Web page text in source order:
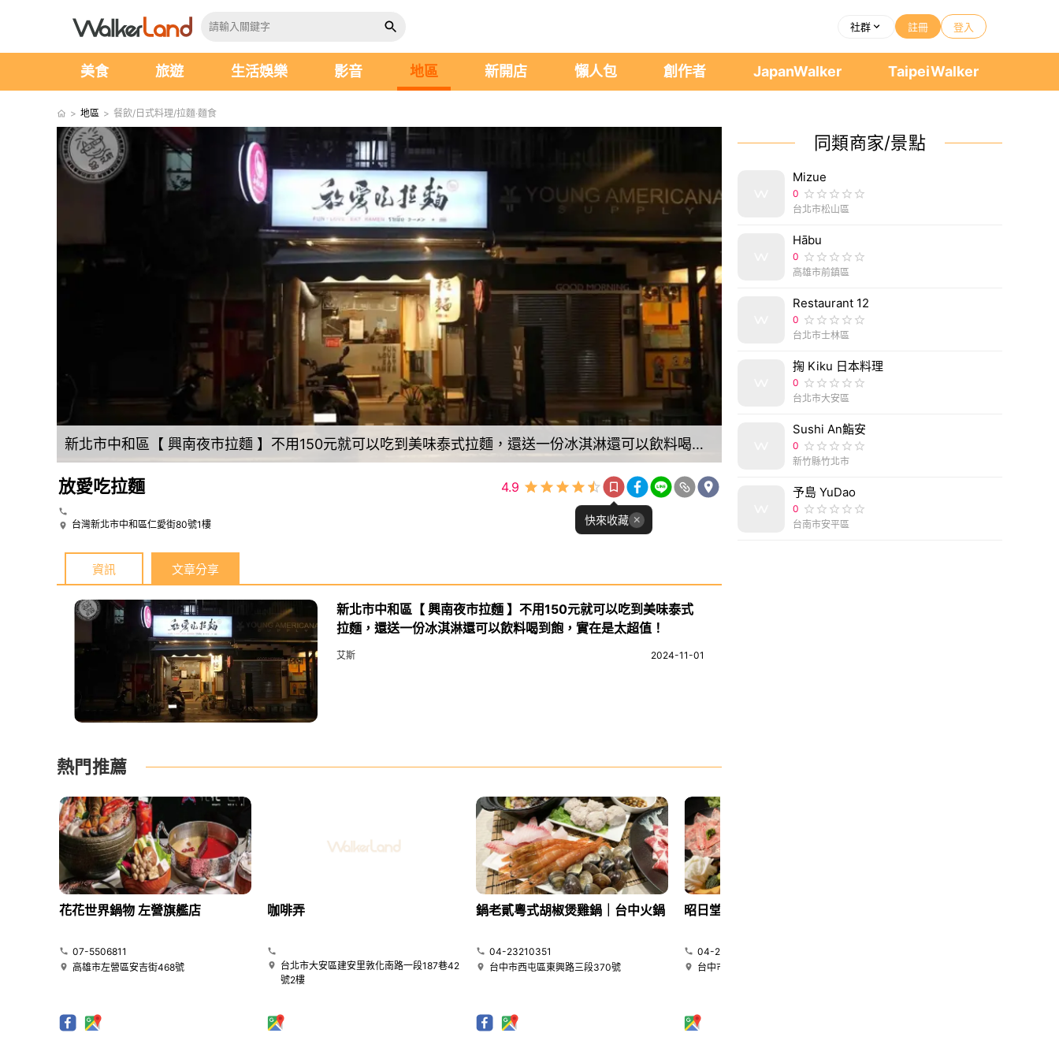
社群 註冊 登入
美食 旅遊 生活娛樂 影音 地區 新開店 懶人包 創作者 JapanWalker TaipeiWalker
> 地區 > 餐飲/日式料理/拉麵‧麵食
新北市中和區【 興南夜市拉麵 】不用150元就可以吃到美味泰式拉麵，還送一份冰淇淋還可以飲料喝到飽，實在是太超值！
放愛吃拉麵
台灣新北市中和區仁愛街80號1樓
4.9
快來收藏
資訊 文章分享
新北市中和區【 興南夜市拉麵 】不用150元就可以吃到美味泰式
拉麵，還送一份冰淇淋還可以飲料喝到飽，實在是太超值！
艾斯 2024-11-01
熱門推薦
花花世界鍋物 左營旗艦店
07-5506811
高雄市左營區安吉街468號
咖啡弄
台北市大安區建安里敦化南路一段187巷42
號2樓
鍋老貳粵式胡椒煲雞鍋｜台中火鍋
04-23210351
台中市西屯區東興路三段370號
昭日堂鍋煮｜台中火鍋
04-22580269
台中市南屯區大墩十一街345號
同類商家/景點
Mizue
0
台北市松山區
Hābu
0
高雄市前鎮區
Restaurant 12
0
台北市士林區
掬 Kiku 日本料理
0
台北市大安區
Sushi An鮨安
0
新竹縣竹北市
予島 YuDao
0
台南市安平區